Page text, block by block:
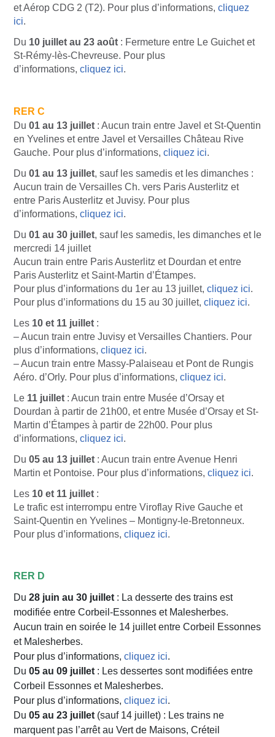
et Aérop CDG 2 (T2). Pour plus d’informations, cliquez
ici.
Du 10 juillet au 23 août : Fermeture entre Le Guichet et
St-Rémy-lès-Chevreuse. Pour plus
d’informations, cliquez ici.
RER C
Du 01 au 13 juillet : Aucun train entre Javel et St-Quentin
en Yvelines et entre Javel et Versailles Château Rive
Gauche. Pour plus d’informations, cliquez ici.
Du 01 au 13 juillet, sauf les samedis et les dimanches :
Aucun train de Versailles Ch. vers Paris Austerlitz et
entre Paris Austerlitz et Juvisy. Pour plus
d’informations, cliquez ici.
Du 01 au 30 juillet, sauf les samedis, les dimanches et le
mercredi 14 juillet
Aucun train entre Paris Austerlitz et Dourdan et entre
Paris Austerlitz et Saint-Martin d’Étampes.
Pour plus d’informations du 1er au 13 juillet, cliquez ici.
Pour plus d’informations du 15 au 30 juillet, cliquez ici.
Les 10 et 11 juillet :
– Aucun train entre Juvisy et Versailles Chantiers. Pour
plus d’informations, cliquez ici.
– Aucun train entre Massy-Palaiseau et Pont de Rungis
Aéro. d’Orly. Pour plus d’informations, cliquez ici.
Le 11 juillet : Aucun train entre Musée d’Orsay et
Dourdan à partir de 21h00, et entre Musée d’Orsay et St-
Martin d’Étampes à partir de 22h00. Pour plus
d’informations, cliquez ici.
Du 05 au 13 juillet : Aucun train entre Avenue Henri
Martin et Pontoise. Pour plus d’informations, cliquez ici.
Les 10 et 11 juillet :
Le trafic est interrompu entre Viroflay Rive Gauche et
Saint-Quentin en Yvelines – Montigny-le-Bretonneux.
Pour plus d’informations, cliquez ici.
RER D
Du 28 juin au 30 juillet : La desserte des trains est
modifiée entre Corbeil-Essonnes et Malesherbes.
Aucun train en soirée le 14 juillet entre Corbeil Essonnes
et Malesherbes.
Pour plus d’informations, cliquez ici.
Du 05 au 09 juillet : Les dessertes sont modifiées entre
Corbeil Essonnes et Malesherbes.
Pour plus d’informations, cliquez ici.
Du 05 au 23 juillet (sauf 14 juillet) : Les trains ne
marquent pas l’arrêt au Vert de Maisons, Créteil